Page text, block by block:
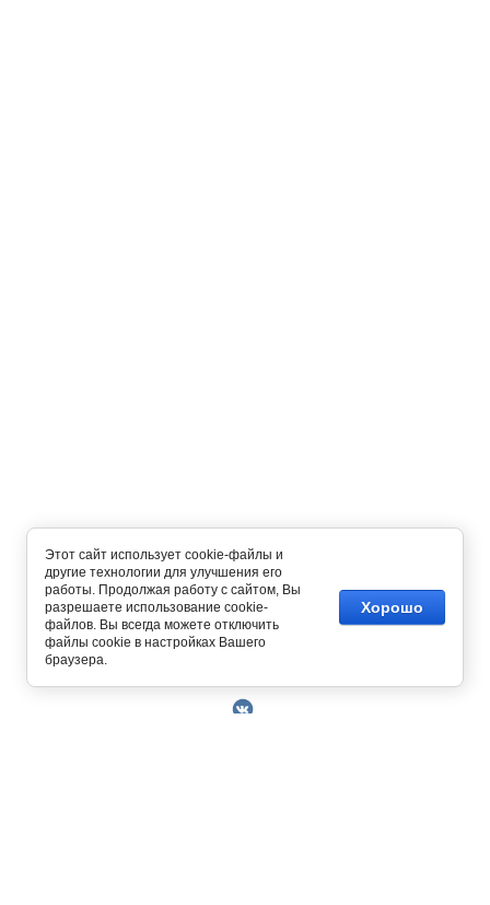
Copyright © 2014 - 2026
Этот сайт использует cookie-файлы и
другие технологии для улучшения его
работы. Продолжая работу с сайтом, Вы
разрешаете использование cookie-
файлов. Вы всегда можете отключить
файлы cookie в настройках Вашего
браузера.
Хорошо